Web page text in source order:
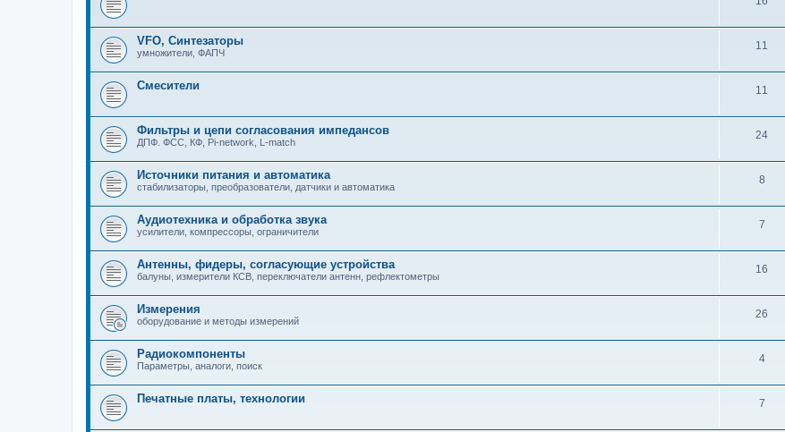
VFO, Синтезаторы
умножители, ФАПЧ
11
Смесители 11
Фильтры и цепи согласования импедансов
ДПФ. ФСС, КФ, Pi-network, L-match
24
Источники питания и автоматика
стабилизаторы, преобразователи, датчики и автоматика
8
Аудиотехника и обработка звука
усилители, компрессоры, ограничители
7
Антенны, фидеры, согласующие устройства
балуны, измерители КСВ, переключатели антенн, рефлектометры
16
Измерения
оборудование и методы измерений
26
Радиокомпоненты
Параметры, аналоги, поиск
4
Печатные платы, технологии 7